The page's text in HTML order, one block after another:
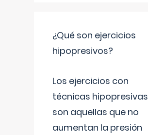
¿Qué son ejercicios
hipopresivos?
Los ejercicios con
técnicas hipopresivas
son aquellas que no
aumentan la presión